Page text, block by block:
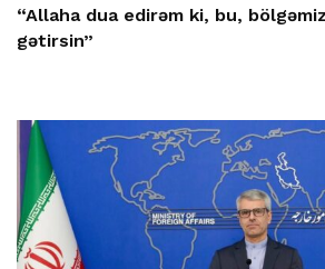
“Allaha dua edirəm ki, bu,
gətirsin”